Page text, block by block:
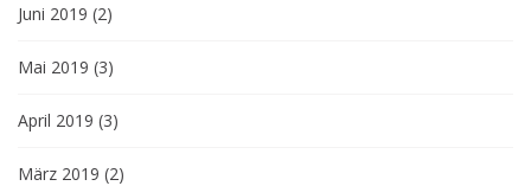
Juni 2019 (2)
Mai 2019 (3)
April 2019 (3)
März 2019 (2)